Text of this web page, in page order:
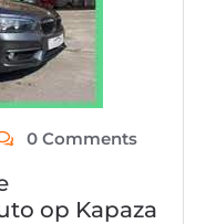
0 Comments
op Kapaza